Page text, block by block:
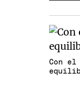
Con